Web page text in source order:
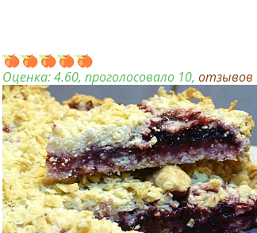
Оценка:4.60, проголосовало 10,отзывов